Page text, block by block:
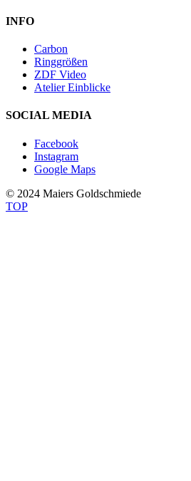
INFO
Carbon
Ringgrößen
ZDF Video
Atelier Einblicke
SOCIAL MEDIA
Facebook
Instagram
Google Maps
© 2024 Maiers Goldschmiede
TOP